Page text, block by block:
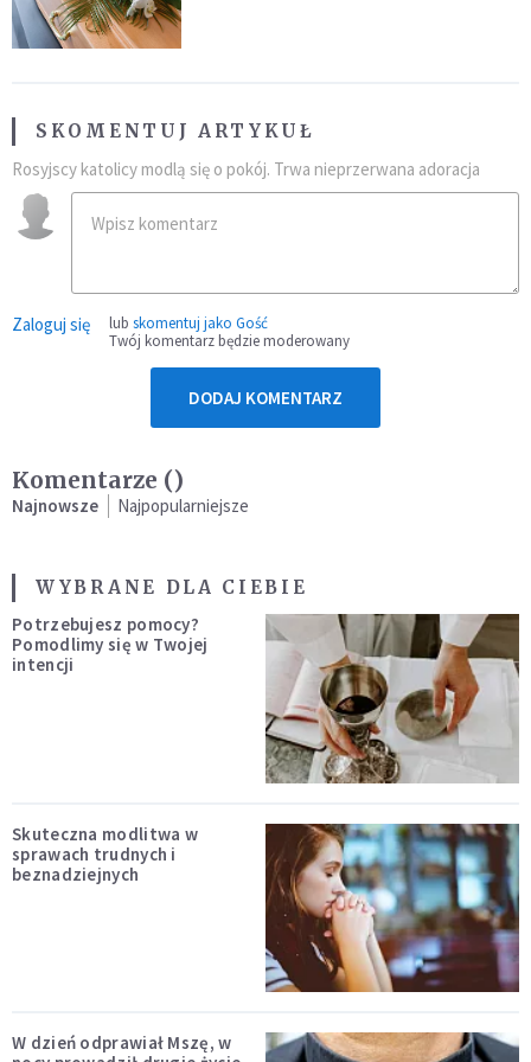
SKOMENTUJ ARTYKUŁ
Rosyjscy katolicy modlą się o pokój. Trwa nieprzerwana adoracja
Zaloguj się lub skomentuj jako Gość
Twój komentarz będzie moderowany
DODAJ KOMENTARZ
Komentarze ()
Najnowsze Najpopularniejsze
WYBRANE DLA CIEBIE
Potrzebujesz pomocy?
Pomodlimy się w Twojej
intencji
Skuteczna modlitwa w
sprawach trudnych i
beznadziejnych
W dzień odprawiał Mszę, w